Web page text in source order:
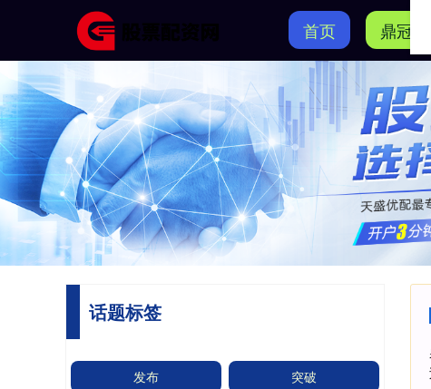
首页 鼎冠配
话题标签
发布 突破